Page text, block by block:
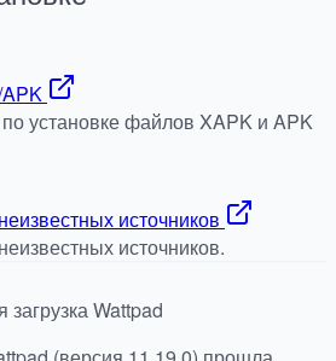
установке файлов XAPK и APK
источников
источников.
Wattpad